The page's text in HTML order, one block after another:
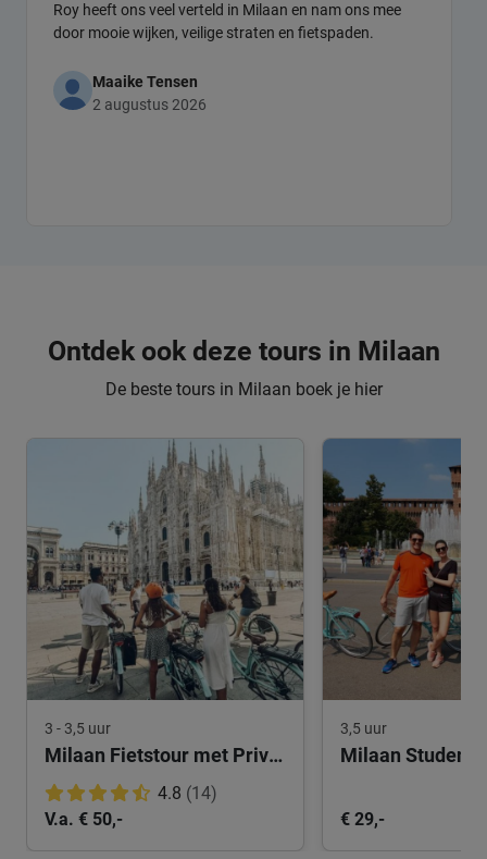
Roy heeft ons veel verteld in Milaan en nam ons mee
door mooie wijken, veilige straten en fietspaden.
Maaike Tensen
2 augustus 2026
Ontdek ook deze tours in Milaan
De beste tours in Milaan boek je hier
3 - 3,5 uur
Milaan Fietstour met Privégids
4.8 (14)
V.a. € 50,-
3,5 uur
Milaan
€ 29,-